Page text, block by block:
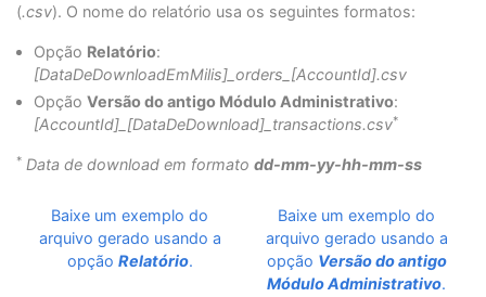
(.csv). O nome do relatório usa os seguintes formatos:
Opção Relatório:
[DataDeDownloadEmMilis]_orders_[AccountId].csv
Opção Versão do antigo Módulo Administrativo:
[AccountId]_[DataDeDownload]_transactions.csv*
* Data de download em formato dd-mm-yy-hh-mm-ss
Baixe um exemplo do
arquivo gerado usando a
opção Relatório.
Baixe um exemplo do
arquivo gerado usando a
opção Versão do antigo
Módulo Administrativo.